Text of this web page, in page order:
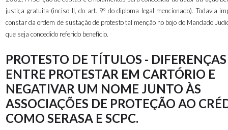
justiça gratuita (inciso II, do art. 9º do diploma legal mencionado). Todavia
constar da ordem de sustação de protesto tal menção no bojo do Mandado
que seja concedido referido benefício.
PROTESTO DE TÍTULOS - DIFERENÇAS
ENTRE PROTESTAR EM CARTÓRIO E
NEGATIVAR UM NOME JUNTO ÀS
ASSOCIAÇÕES DE PROTEÇÃO AO
COMO SERASA E SCPC.